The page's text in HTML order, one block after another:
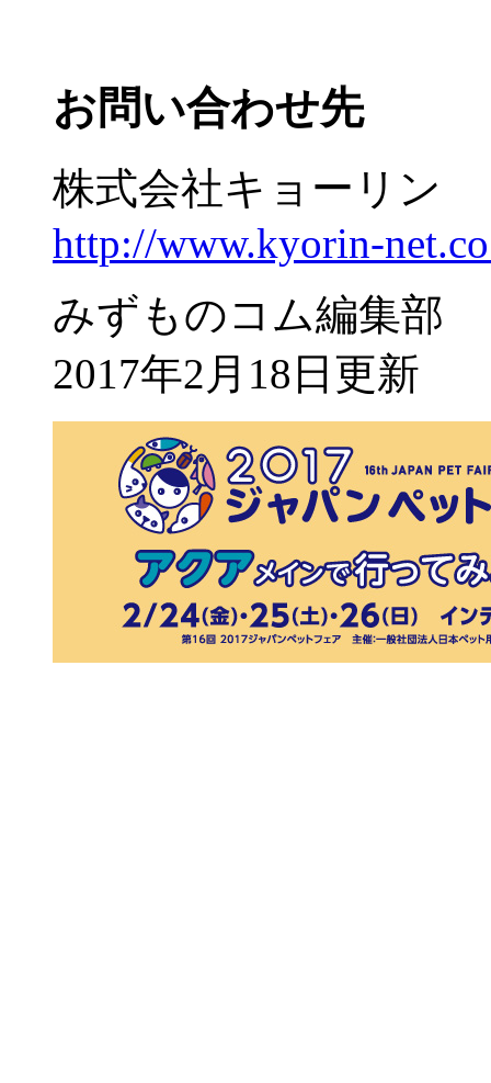
お問い合わせ先
株式会社キョーリン
http://www.kyorin-
みずものコム編集部
2017年2月18日更新